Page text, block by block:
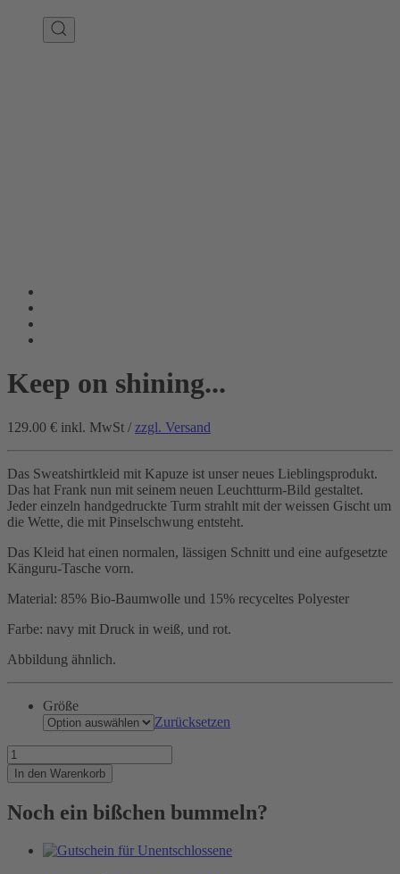
Keep on shining...
129.00 € inkl. MwSt / zzgl. Versand
Das Sweatshirtkleid mit Kapuze ist unser neues Lieblingsprodukt.
Das hat Frank nun mit seinem neuen Leuchtturm-Bild gestaltet.
Jeder einzeln handgedruckte Turm strahlt mit der weissen Gischt um
die Wette, die mit Pinselschwung entsteht.
Das Kleid hat einen normalen, lässigen Schnitt und eine aufgesetzte
Känguru-Tasche vorn.
Material: 85% Bio-Baumwolle und 15% recyceltes Polyester
Farbe: navy mit Druck in weiß, und rot.
Abbildung ähnlich.
Größe
Zurücksetzen
Keep
on
shining...
In den Warenkorb
Noch ein bißchen bummeln?